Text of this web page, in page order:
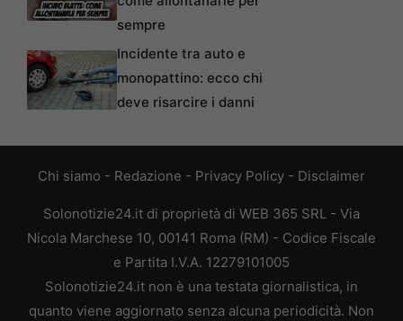
sempre
Incidente tra auto e
monopattino: ecco chi
deve risarcire i danni
Chi siamo - Redazione - Privacy Policy - Disclaimer
Solonotizie24.it di proprietà di WEB 365 SRL - Via
Nicola Marchese 10, 00141 Roma (RM) - Codice Fiscale
e Partita I.V.A. 12279101005
Solonotizie24.it non è una testata giornalistica, in
quanto viene aggiornato senza alcuna periodicità. Non